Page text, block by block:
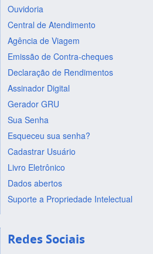
Ouvidoria
Central de Atendimento
Agência de Viagem
Emissão de Contra-cheques
Declaração de Rendimentos
Assinador Digital
Gerador GRU
Sua Senha
Esqueceu sua senha?
Cadastrar Usuário
Livro Eletrônico
Dados abertos
Suporte a Propriedade Intelectual
Redes Sociais